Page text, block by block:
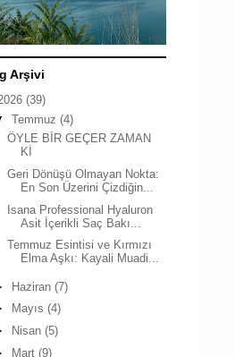
Arşivi
(39)
Temmuz (4)
ÖYLE BİR GEÇER ZAMAN
Kİ
Geri Dönüşü Olmayan Nokta:
En Son Üzerini Çizdiğin...
Isana Professional Hyaluron
Asit İçerikli Saç Bakı...
Temmuz Esintisi ve Kırmızı
Elma Aşkı: Kayali Muadi...
Haziran (7)
Mayıs (4)
Nisan (5)
Mart (9)